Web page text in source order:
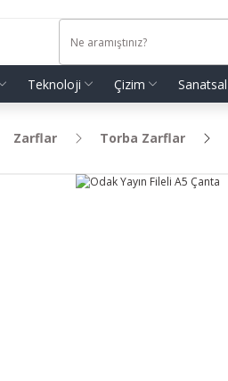
Teknoloji Çizim Sanatsal
Zarflar Torba Zarflar